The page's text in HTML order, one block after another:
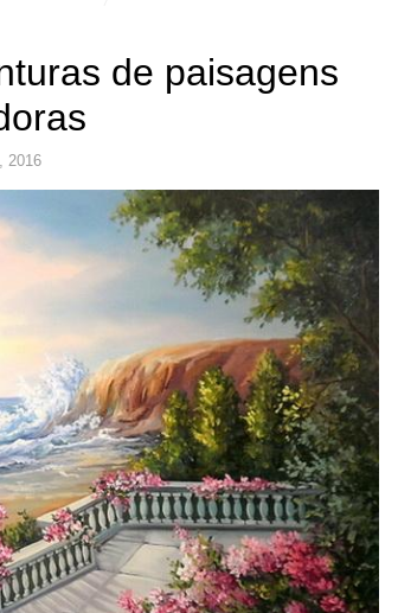
de paisagens
2016